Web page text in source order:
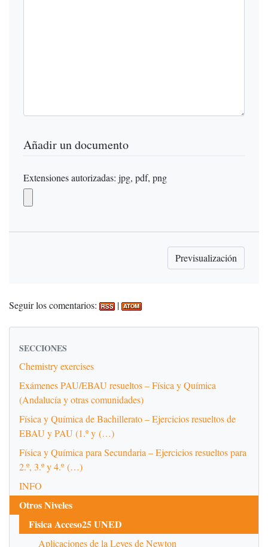
Añadir un documento
Extensiones autorizadas: jpg, pdf, png
Seguir los comentarios: |
SECCIONES
Chemistry exercises
Exámenes PAU/EBAU resueltos – Física y Química
(Andalucía y otras comunidades)
Física y Química de Bachillerato – Ejercicios resueltos de
EBAU y PAU (1.º y (…)
Física y Química para Secundaria – Ejercicios resueltos para
2.º, 3.º y 4.º (…)
INFO
Otros Niveles
Fisica Acceso25 UNED
Aplicaciones de la Leyes de Newton